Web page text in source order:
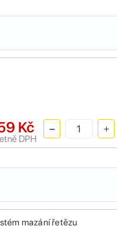
Kč
DPH
mazání řetězu